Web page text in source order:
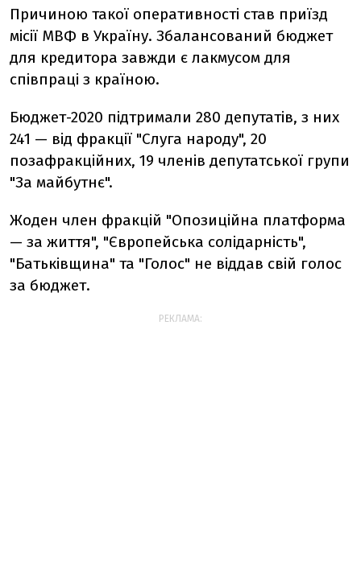
Причиною такої оперативності став приїзд
місії МВФ в Україну. Збалансований бюджет
для кредитора завжди є лакмусом для
співпраці з країною.
Бюджет-2020 підтримали 280 депутатів, з них
241 — від фракції "Cлуга народу", 20
позафракційних, 19 членів депутатської групи
"За майбутнє".
Жоден член фракцій "Опозиційна платформа
— за життя", "Європейська солідарність",
"Батьківщина" та "Голос" не віддав свій голос
за бюджет.
РЕКЛАМА: